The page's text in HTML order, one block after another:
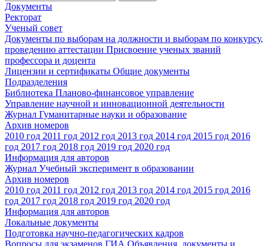
Документы
Ректорат
Ученый совет
Документы по выборам на должности и выборам по конкурсу,
проведению аттестации Присвоение ученых званий
профессора и доцента
Лицензии и сертификаты Общие документы
Подразделения
Библиотека Планово-финансовое управление
Управление научной и инновационной деятельности
Журнал Гуманитарные науки и образование
Архив номеров
2010 год 2011 год 2012 год 2013 год 2014 год 2015 год 2016
год 2017 год 2018 год 2019 год 2020 год
Информация для авторов
Журнал Учебный эксперимент в образовании
Архив номеров
2010 год 2011 год 2012 год 2013 год 2014 год 2015 год 2016
год 2017 год 2018 год 2019 год 2020 год
Информация для авторов
Локальные документы
Подготовка научно-педагогических кадров
Вопросы для экзаменов ГИА Объявления, документы и